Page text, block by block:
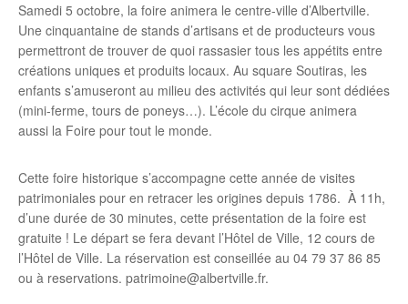
Samedi 5 octobre, la foire animera le centre-ville d’Albertville.
Une cinquantaine de stands d’artisans et de producteurs vous
permettront de trouver de quoi rassasier tous les appétits entre
créations uniques et produits locaux. Au square Soutiras, les
enfants s’amuseront au milieu des activités qui leur sont dédiées
(mini-ferme, tours de poneys…). L’école du cirque animera
aussi la Foire pour tout le monde.
Cette foire historique s’accompagne cette année de visites
patrimoniales pour en retracer les origines depuis 1786. À 11h,
d’une durée de 30 minutes, cette présentation de la foire est
gratuite ! Le départ se fera devant l’Hôtel de Ville, 12 cours de
l’Hôtel de Ville. La réservation est conseillée au 04 79 37 86 85
ou à reservations. patrimoine@albertville.fr.